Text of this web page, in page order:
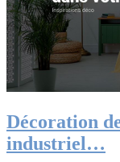
Décoration
industriel…